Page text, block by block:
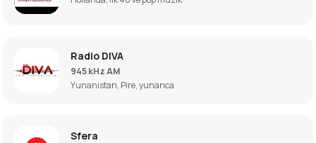
Radio DIVA
945 kHz AM
Yunanistan, Pire, yunanca
Sfera